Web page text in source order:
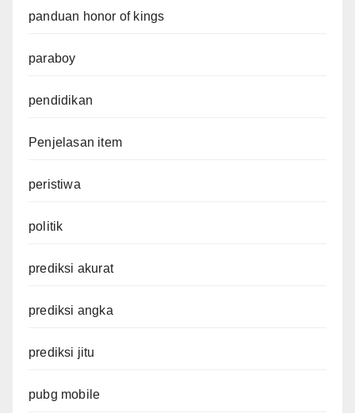
panduan honor of kings
paraboy
pendidikan
Penjelasan item
peristiwa
politik
prediksi akurat
prediksi angka
prediksi jitu
pubg mobile